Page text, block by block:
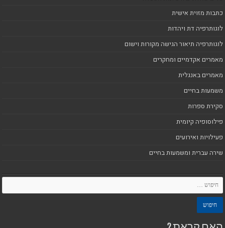
כתבות מזוית אישית
לוגותרפיה דת ויהדות
לוגותרפיה תיאור הגישה מקורות וישום
מאמרים אקדמיים ומחקרים
מאמרים באנגלית
משמעות בחיים
סקירת ספרות
פילוסופיה קיומית
פעילויות ואירועים
שירה עברית ומשמעות בחיים